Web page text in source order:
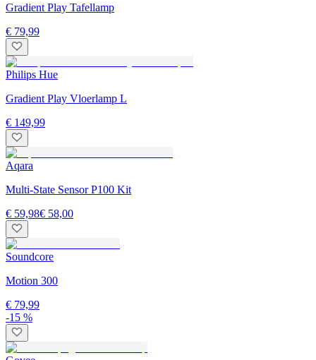
Gradient Play Tafellamp
€ 79,99
Philips Hue
Gradient Play Vloerlamp L
€ 149,99
Aqara
Multi-State Sensor P100 Kit
€ 59,98€ 58,00
Soundcore
Motion 300
€ 79,99
-15 %